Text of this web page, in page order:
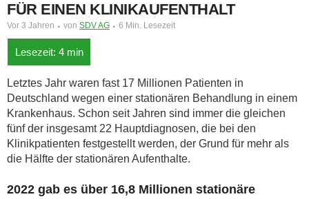
FÜR EINEN KLINIKAUFENTHALT
Vor 3 Jahren von SDV AG 6 Min. Lesezeit
Letztes Jahr waren fast 17 Millionen Patienten in
Deutschland wegen einer stationären Behandlung in einem
Krankenhaus. Schon seit Jahren sind immer die gleichen
fünf der insgesamt 22 Hauptdiagnosen, die bei den
Klinikpatienten festgestellt werden, der Grund für mehr als
die Hälfte der stationären Aufenthalte.
2022 gab es über 16,8 Millionen stationäre